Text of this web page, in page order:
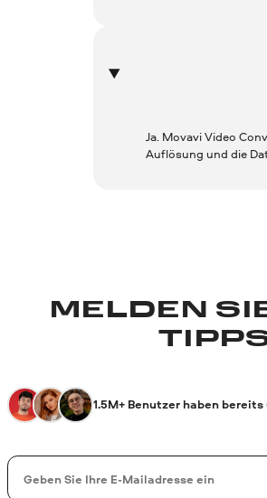
Ja. Movavi Video
Auflösung und die
MELDEN
1.5M+ Benutzer haben
Ihre E-Mail-Addresse